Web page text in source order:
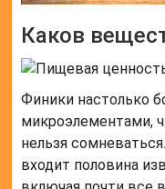
Каков
Финики настолько
микроэлементами,
нельзя
входит половина